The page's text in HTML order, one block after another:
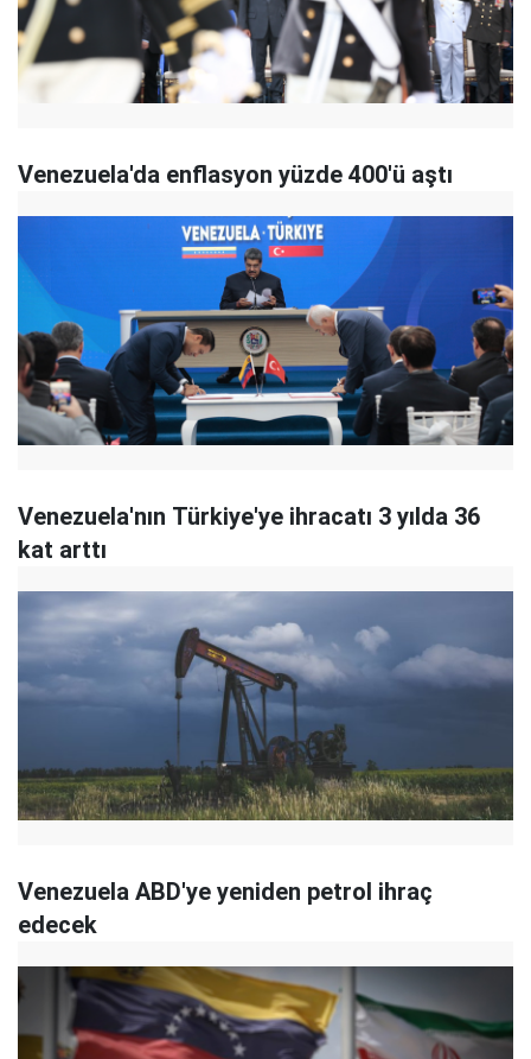
Venezuela'da enflasyon yüzde 400'ü aştı
Venezuela'nın Türkiye'ye ihracatı 3 yılda 36
kat arttı
Venezuela ABD'ye yeniden petrol ihraç
edecek